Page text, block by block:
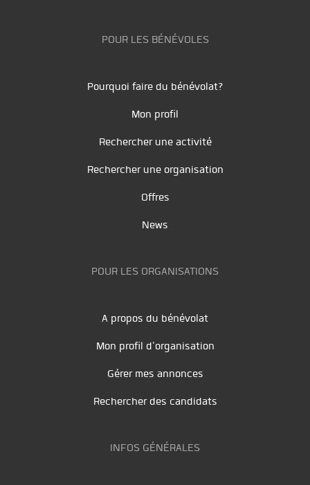
POUR LES BÉNÉVOLES
Pourquoi faire du bénévolat?
Mon profil
Rechercher une activité
Rechercher une organisation
Offres
News
POUR LES ORGANISATIONS
A propos du bénévolat
Mon profil d'organisation
Gérer mes annonces
Rechercher des candidats
INFOS GÉNÉRALES